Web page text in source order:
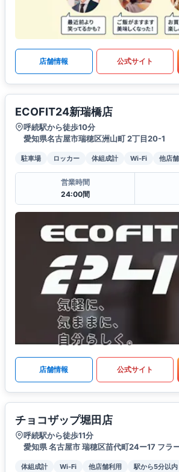
店舗情報 公式サイト
ECOFIT24新瑞橋店
呼続駅から徒歩10分
愛知県名古屋市瑞穂区洲山町 2丁目20-1
駐車場 ロッカー 体組成計 Wi-Fi 他店
営業時間
24:00間
店舗情報 公式サイト
チョコザップ堀田店
呼続駅から徒歩11分
愛知県 名古屋市 瑞穂区苗代町24ー17 フラ
体組成計 Wi-Fi 他店舗利用 駅から5分以内